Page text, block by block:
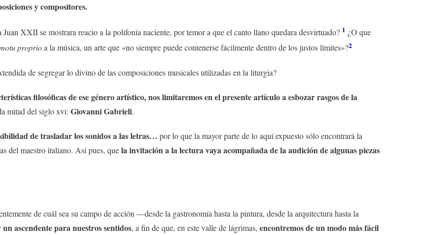
y compositores.
XXII se mostrara reacio a la polifonía naciente, por temor a que el canto llano quedara desvirtuado? 1 ¿O que
proprioa la música, un arte que «no siempre puede contenerse fácilmente dentro de los justos límites»?2
de segregar lo divino de las composiciones musicales utilizadas en la liturgia?
filosóficas de ese género artístico, nos limitaremos en el presente artículo a esbozar rasgos de la
mitad del siglo xvi: Giovanni Gabrieli.
de trasladar los sonidos a las letras… por lo que la mayor parte de lo aquí expuesto sólo encontrará la
del maestro italiano. Así pues, quela invitación a la lectura vaya acompañada de la audición de algunas piezas
de cuál sea su campo de acción —desde la gastronomía hasta la pintura, desde la arquitectura hasta la
ascendente para nuestros sentidos, a fin de que, en este valle de lágrimas, encontremos de un modo más fácil